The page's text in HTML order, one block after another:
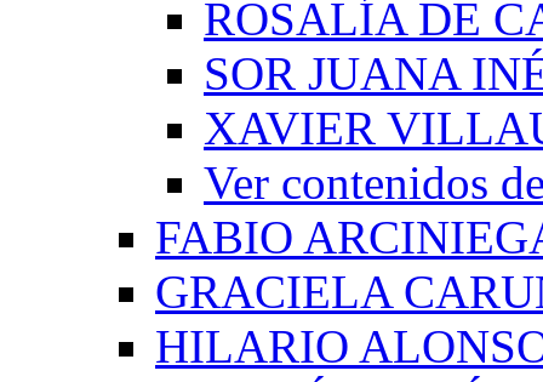
ROSALÍA DE
SOR JUANA
XAVIER
Ver contenidos
FABIO
GRACIELA
HILARIO